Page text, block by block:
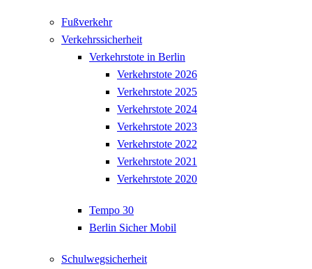
Fußverkehr
Verkehrssicherheit
Verkehrstote in Berlin
Verkehrstote 2026
Verkehrstote 2025
Verkehrstote 2024
Verkehrstote 2023
Verkehrstote 2022
Verkehrstote 2021
Verkehrstote 2020
Tempo 30
Berlin Sicher Mobil
Schulwegsicherheit